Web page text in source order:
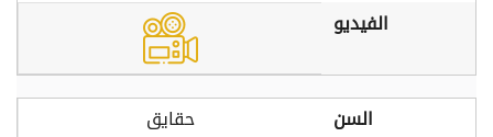
الفيديو
السن
حقايق